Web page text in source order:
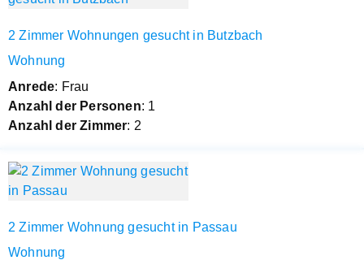
2 Zimmer Wohnungen gesucht in Butzbach
Wohnung
Anrede: Frau
Anzahl der Personen: 1
Anzahl der Zimmer: 2
2 Zimmer Wohnung gesucht in Passau
Wohnung